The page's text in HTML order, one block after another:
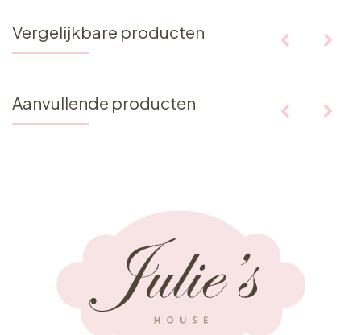
Vergelijkbare producten
Aanvullende producten